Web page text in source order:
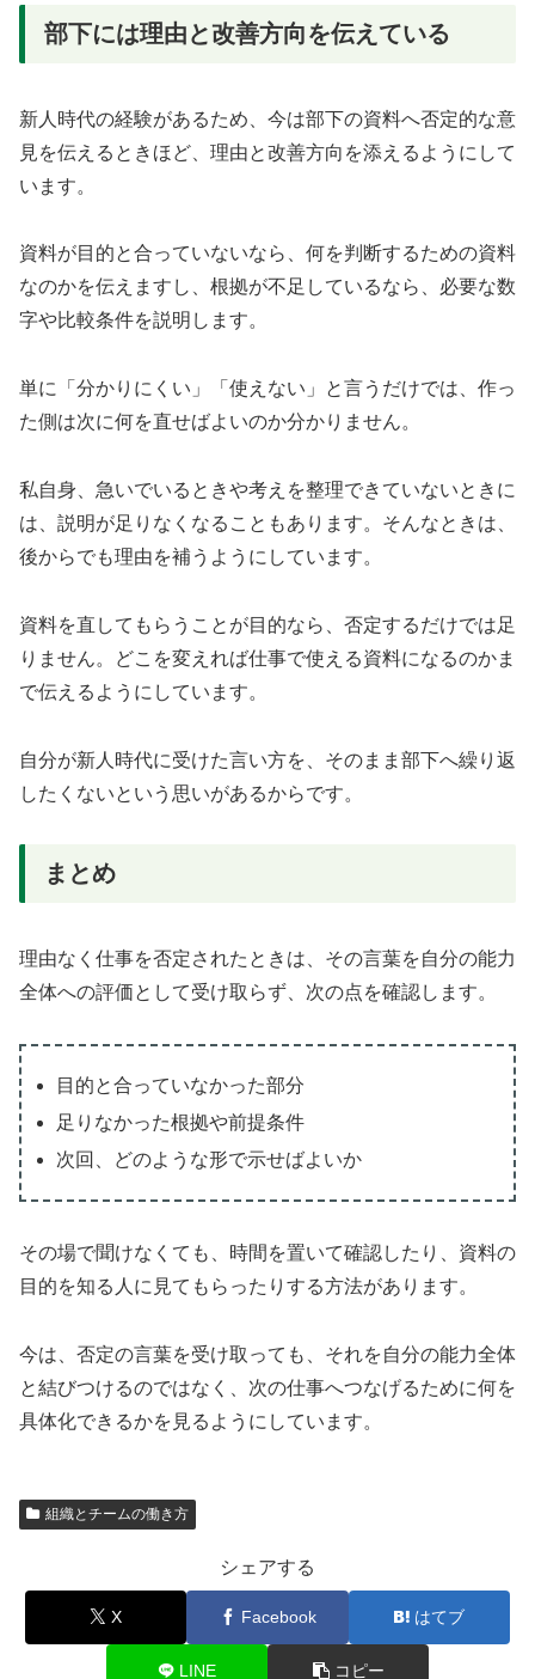
部下には理由と改善方向を伝えている
新人時代の経験があるため、今は部下の資料へ否定的な意
見を伝えるときほど、理由と改善方向を添えるようにして
います。
資料が目的と合っていないなら、何を判断するための資料
なのかを伝えますし、根拠が不足しているなら、必要な数
字や比較条件を説明します。
単に「分かりにくい」「使えない」と言うだけでは、作っ
た側は次に何を直せばよいのか分かりません。
私自身、急いでいるときや考えを整理できていないときに
は、説明が足りなくなることもあります。そんなときは、
後からでも理由を補うようにしています。
資料を直してもらうことが目的なら、否定するだけでは足
りません。どこを変えれば仕事で使える資料になるのかま
で伝えるようにしています。
自分が新人時代に受けた言い方を、そのまま部下へ繰り返
したくないという思いがあるからです。
まとめ
理由なく仕事を否定されたときは、その言葉を自分の能力
全体への評価として受け取らず、次の点を確認します。
目的と合っていなかった部分
足りなかった根拠や前提条件
次回、どのような形で示せばよいか
その場で聞けなくても、時間を置いて確認したり、資料の
目的を知る人に見てもらったりする方法があります。
今は、否定の言葉を受け取っても、それを自分の能力全体
と結びつけるのではなく、次の仕事へつなげるために何を
具体化できるかを見るようにしています。
組織とチームの働き方
シェアする
X Facebook はてブ
LINE コピー